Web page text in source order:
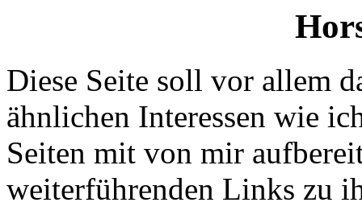
Diese Seite soll vor allem
ähnlichen Interessen wie
Seiten mit von mir
weiterführenden Links zu